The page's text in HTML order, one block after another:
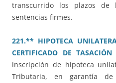
transcurrido los plazos de
sentencias firmes.
221.** HIPOTECA
CERTIFICADO DE TASACIÓN
inscripción de hipoteca
Tributaria, en garantía